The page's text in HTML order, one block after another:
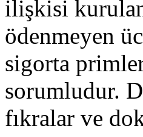
ilişkisi
ödenmeyen
sigorta
sorumludur.
fıkralar ve